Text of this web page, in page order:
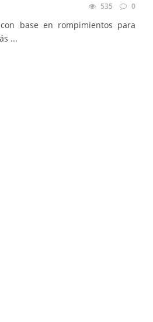
535 0
base en rompimientos para
...